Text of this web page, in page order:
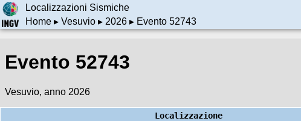
Localizzazioni Sismiche
Home▸ Vesuvio▸ 2026▸ Evento 52743
Evento 52743
Vesuvio, anno 2026
Localizzazione